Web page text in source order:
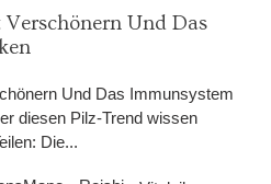
Und Das
Und Das Immunsystem
diesen Pilz-Trend wissen
Die...